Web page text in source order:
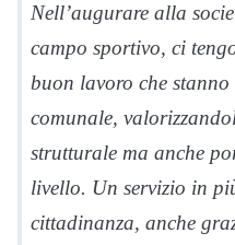
Nell’augurare alla
campo sportivo, ci
buon lavoro che
comunale,
strutturale ma anche
livello. Un servizio in
cittadinanza, anche